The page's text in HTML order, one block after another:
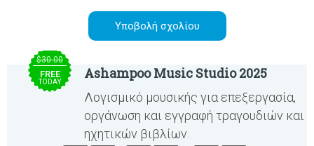
$30.00
FREE
TODAY
Ashampoo Music Studio 2025
Λογισμικό μουσικής για επεξεργασία,
οργάνωση και εγγραφή τραγουδιών και
ηχητικών βιβλίων.